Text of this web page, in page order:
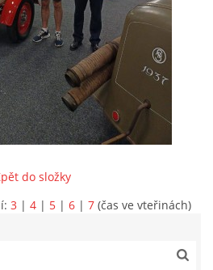
do složky
3 | 4 | 5 | 6 | 7 (čas ve vteřinách)